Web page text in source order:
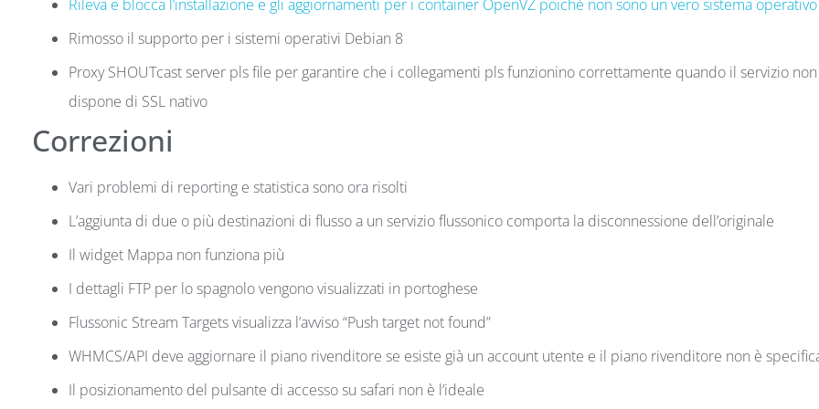
Rileva e blocca l’installazione e gli aggiornamenti per i container OpenVZ poiché non sono un vero sistema operativo
Rimosso il supporto per i sistemi operativi Debian 8
Proxy SHOUTcast server pls file per garantire che i collegamenti pls funzionino correttamente quando il servizio non
dispone di SSL nativo
Correzioni
Vari problemi di reporting e statistica sono ora risolti
L’aggiunta di due o più destinazioni di flusso a un servizio flussonico comporta la disconnessione dell’originale
Il widget Mappa non funziona più
I dettagli FTP per lo spagnolo vengono visualizzati in portoghese
Flussonic Stream Targets visualizza l’avviso “Push target not found”
WHMCS/API deve aggiornare il piano rivenditore se esiste già un account utente e il piano rivenditore non è
Il posizionamento del pulsante di accesso su safari non è l’ideale